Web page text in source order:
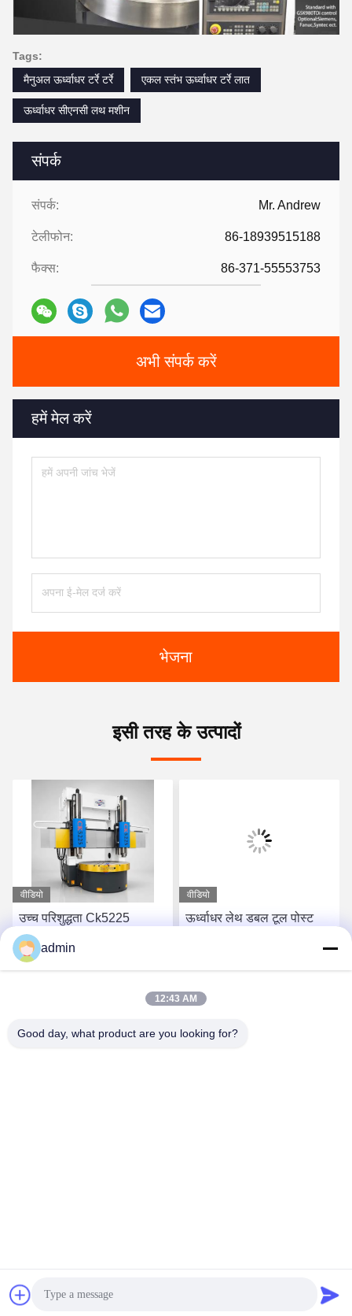
संपर्क
संपर्क: Mr. Andrew
टेलीफोन: 86-18939515188
फैक्स: 86-371-55553753
अभी संपर्क करें
हमें मेल करें
भेजना
Tags:
मैनुअल ऊर्ध्वाधर टर्रे टर्रे
एकल स्तंभ ऊर्ध्वाधर टर्रे लात
ऊर्ध्वाधर सीएनसी लथ मशीन
इसी तरह के उत्पादों
वीडियो
उच्च परिशुद्धता Ck5225
सीएनसी ऊर्ध्वाधर मोड़ मशीन
सप्लायर भारी शुल्क
सर्वोत्तम मूल्य प्राप्त करें
वीडियो
ऊर्ध्वाधर लेथ डबल टूल पोस्ट
चीन अच्छी गुणवत्ता ऊर्ध्वाधर लात मशीन देने वाला। कॉपीराइट © 2023-2026
lathemach.com . सर्वाधिकार सुरक्षित।
admin
12:43 AM
Good day, what product are you looking for?